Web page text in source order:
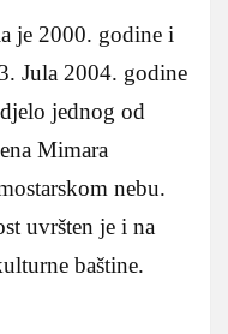
je 2000. godine i
Jula 2004. godine
jednog od
Mimara
nebu.
uvršten je i na
baštine.